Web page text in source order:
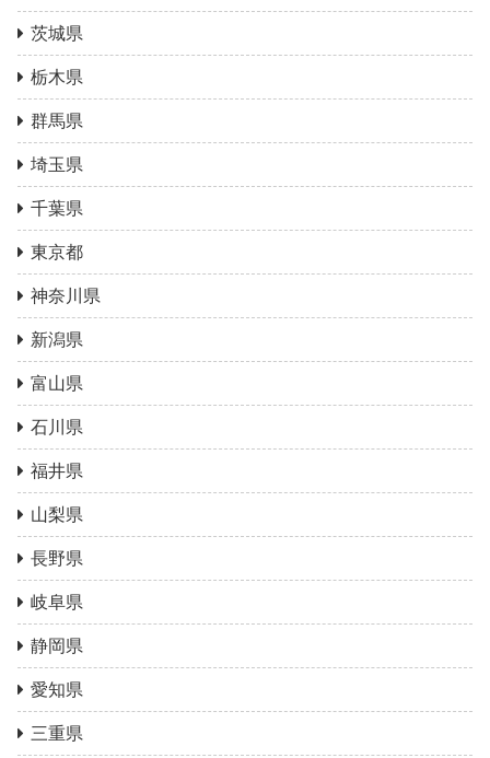
茨城県
栃木県
群馬県
埼玉県
千葉県
東京都
神奈川県
新潟県
富山県
石川県
福井県
山梨県
長野県
岐阜県
静岡県
愛知県
三重県